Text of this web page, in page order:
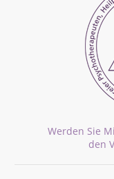
Werden Sie
den